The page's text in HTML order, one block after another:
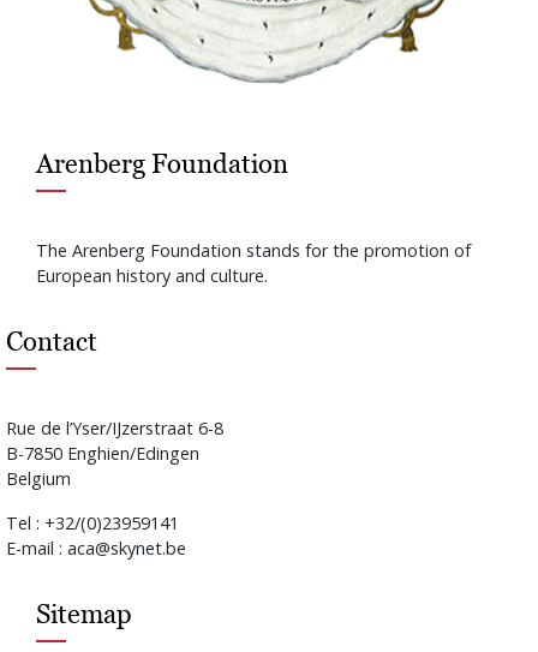
Arenberg Foundation
The Arenberg Foundation stands for the promotion of
European history and culture.
Contact
Rue de l’Yser/IJzerstraat 6-8
B-7850 Enghien/Edingen
Belgium
Tel : +32/(0)23959141
E-mail : aca@skynet.be
Sitemap